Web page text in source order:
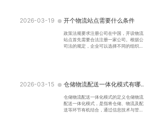
2026-03-19 开个物流站点需要什么条件
政策法规要求注册公司在中国，开设物流
站点首先需要合法注册一家公司。根据公
司法的规定，企业可以选择不同的组织形
2026-03-15 仓储物流配送一体化模式有哪些
仓储物流配送一体化模式的定义仓储物流
配送一体化模式，是指将仓储、物流及配
送等环节有机结合，通过信息技术与管理